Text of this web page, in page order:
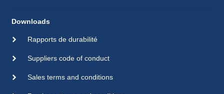
Downloads
Rapports de durabilité
Suppliers code of conduct
Sales terms and conditions